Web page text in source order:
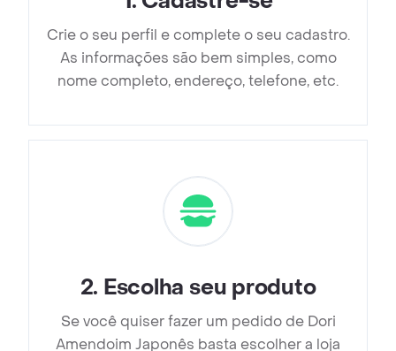
Crie o seu perfil e complete o seu cadastro.
As informações são bem simples, como
nome completo, endereço, telefone, etc.
2. Escolha seu produto
Se você quiser fazer um pedido de Dori
Amendoim Japonês basta escolher a loja